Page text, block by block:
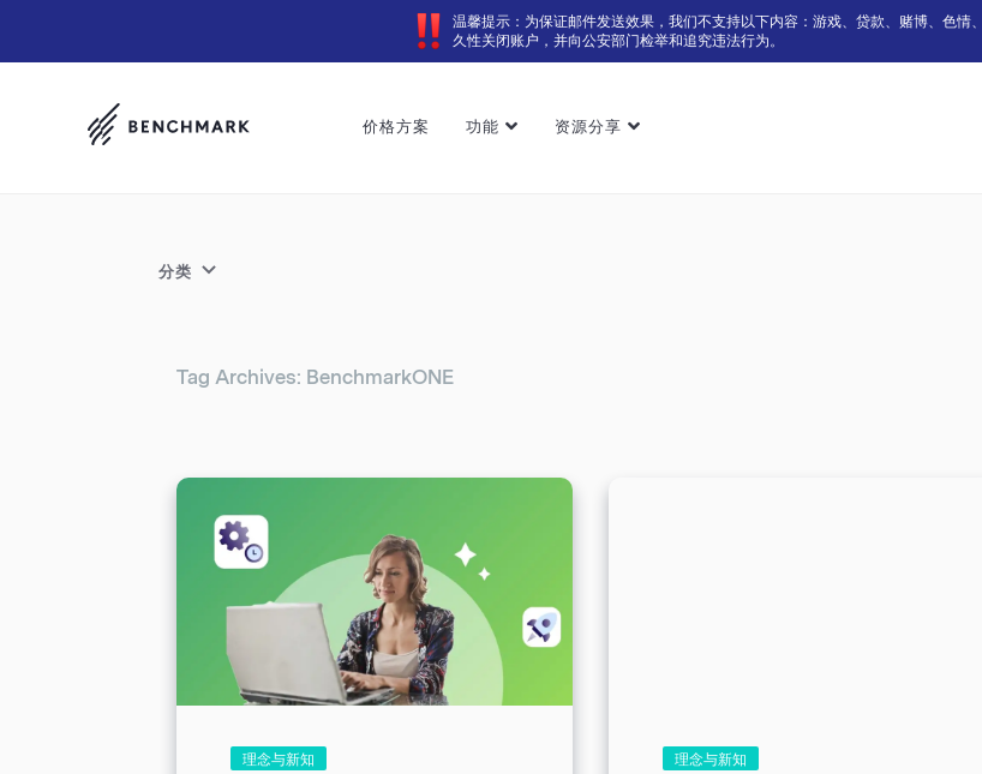
温馨提示：为保证邮件发送效果，我们不支持以下内容：游戏、贷款、赌博、色情
久性关闭账户，并向公安部门检举和追究违法行为。
价格方案 功能 资源分享
分类
Tag Archives: BenchmarkONE
理念与新知 理念与新知